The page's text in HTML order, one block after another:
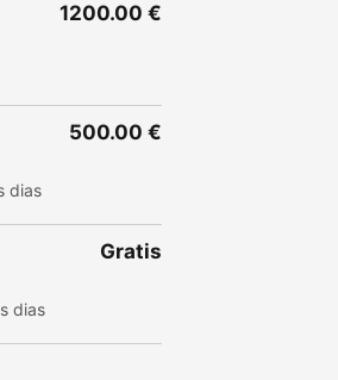
1200.00 €
dias
500.00 €
dias
Gratis